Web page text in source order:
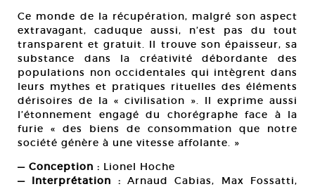
Ce monde de la récupération, malgré son aspect
extravagant, caduque aussi, n’est pas du tout
transparent et gratuit. Il trouve son épaisseur, sa
substance dans la créativité débordante des
populations non occidentales qui intègrent dans
leurs mythes et pratiques rituelles des éléments
dérisoires de la « civilisation ». Il exprime aussi
l’étonnement engagé du chorégraphe face à la
furie « des biens de consommation que notre
société génère à une vitesse affolante. »
— Conception : Lionel Hoche
— Interprétation : Arnaud Cabias, Max Fossatti,